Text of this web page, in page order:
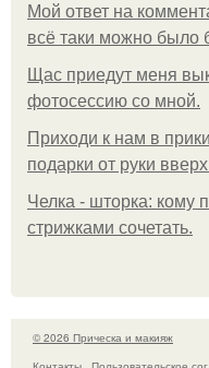
Мой ответ на
всё таки можно было
Щас приедут меня
фотосессию со мной.
Приходи к нам в
подарки от руки
Челка - шторка: кому
стрижками сочетать.
© 2026 Прическа и макияж